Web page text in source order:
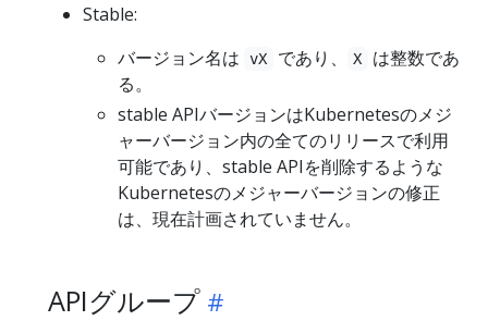
Stable:
バージョン名は
vX であり、 X
は整数であ
る。
stable APIバージョンはKubernetesのメジ
ャーバージョン内の全てのリリースで利用
可能であり、stable APIを削除するような
Kubernetesのメジャーバージョンの修正
は、現在計画されていません。
APIグループ